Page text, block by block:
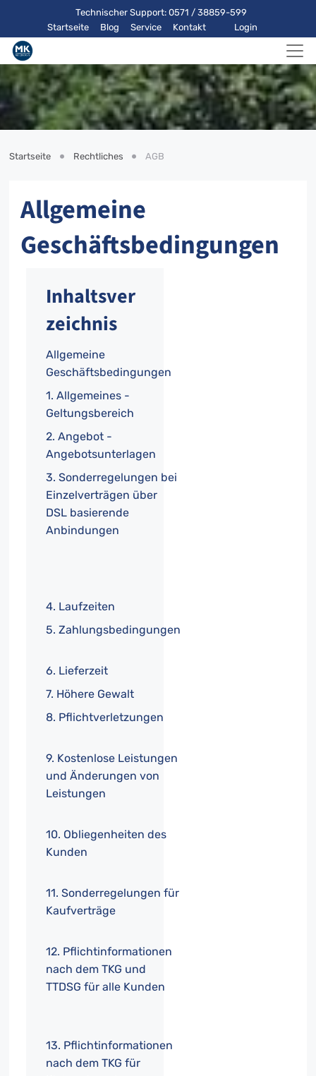
Technischer Support: 0571 / 38859-599
Startseite
Blog Service Kontakt Login
Startseite Rechtliches AGB
Allgemeine
Geschäftsbedingungen
Inhaltsver
zeichnis
Allgemeine
Geschäftsbedingungen
1. Allgemeines -
Geltungsbereich
2. Angebot -
Angebotsunterlagen
3. Sonderregelungen bei
Einzelverträgen über
DSL basierende
Anbindungen
4. Laufzeiten
5. Zahlungsbedingungen
6. Lieferzeit
7. Höhere Gewalt
8. Pflichtverletzungen
9. Kostenlose Leistungen
und Änderungen von
Leistungen
10. Obliegenheiten des
Kunden
11. Sonderregelungen für
Kaufverträge
12. Pflichtinformationen
nach dem TKG und
TTDSG für alle Kunden
13. Pflichtinformationen
nach dem TKG für